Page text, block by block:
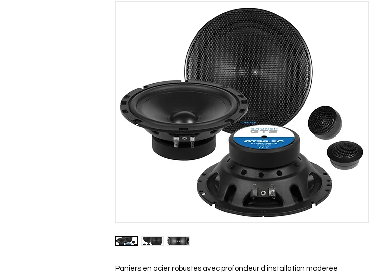
Paniers en acier robustes avec profondeur d'installation modérée